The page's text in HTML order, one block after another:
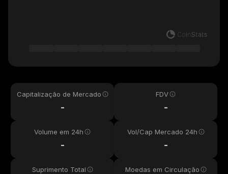
Capitalização de Mercado
-
FDV
-
Volume em 24h
-
Vol/Cap Mercado 24h
-
Suprimento Total Moedas em Circulação